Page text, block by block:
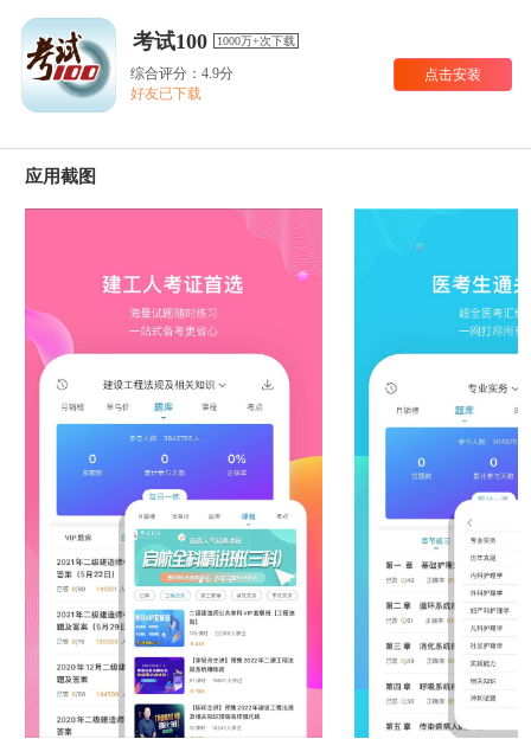
考试100 1000万+次下载
综合评分：4.9分
好友已下载
点击安装
应用截图